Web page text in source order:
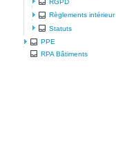
RGPD
Règlements intérieur
Statuts
PPE
RPA Bâtiments